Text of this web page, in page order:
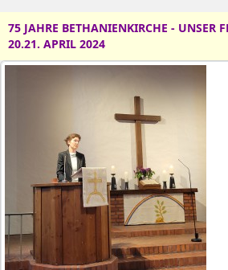
75 JAHRE BETHANIENKIRCHE - UNSER
20.21. APRIL 2024